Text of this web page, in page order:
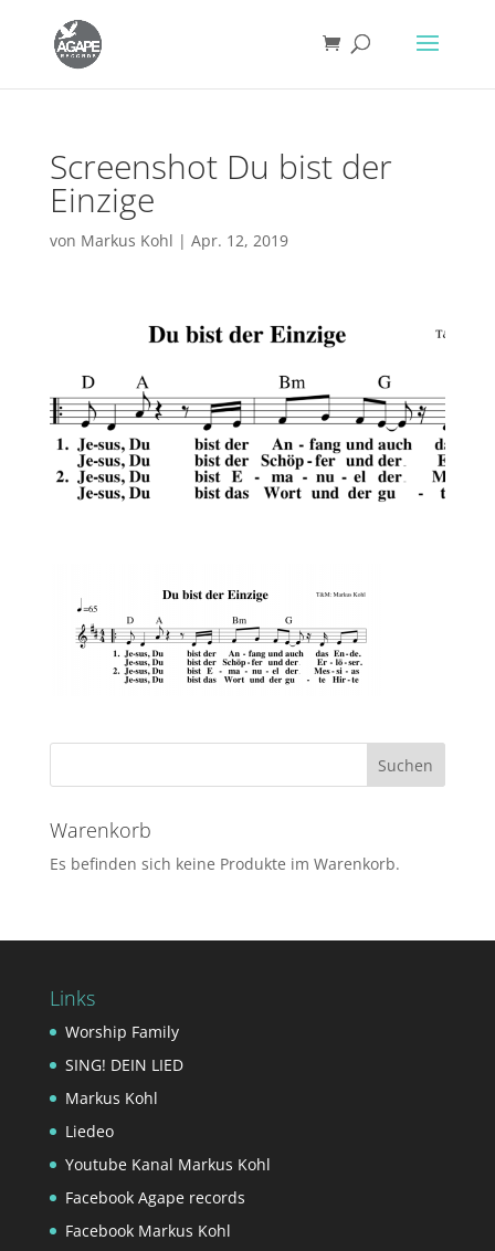
Screenshot Du bist der
Einzige
von Markus Kohl | Apr. 12, 2019
Warenkorb
Es befinden sich keine Produkte im Warenkorb.
Links
Worship Family
SING! DEIN LIED
Markus Kohl
Liedeo
Youtube Kanal Markus Kohl
Facebook Agape records
Facebook Markus Kohl